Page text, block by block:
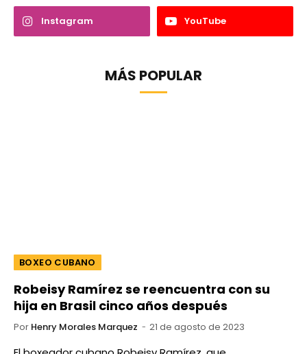
Instagram YouTube
MÁS POPULAR
BOXEO CUBANO
Robeisy Ramírez se reencuentra con su
hija en Brasil cinco años después
Por Henry Morales Marquez 21 de agosto de 2023